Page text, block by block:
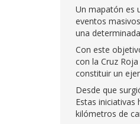
Un mapatón es
eventos
una
Con este
con la Cruz
constituir un
Desde que
Estas
kilómetros de